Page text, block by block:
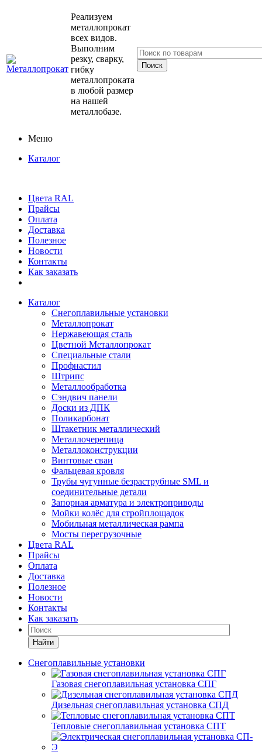
Реализуем
металлопрокат
всех видов.
Выполним
резку, сварку,
гибку
металлопроката
в любой размер
на нашей
металлобазе.
Меню
Каталог
Цвета RAL
Прайсы
Оплата
Доставка
Полезное
Новости
Контакты
Как заказать
Каталог
Снегоплавильные установки
Металлопрокат
Нержавеющая сталь
Цветной Металлопрокат
Специальные стали
Профнастил
Штрипс
Металлообработка
Сэндвич панели
Доски из ДПК
Поликарбонат
Штакетник металлический
Металлочерепица
Металлоконструкции
Винтовые сваи
Фальцевая кровля
Трубы чугунные безраструбные SML и
соединительные детали
Запорная арматура и электроприводы
Мойки колёс для стройплощадок
Мобильная металлическая рампа
Мосты перегрузочные
Цвета RAL
Прайсы
Оплата
Доставка
Полезное
Новости
Контакты
Как заказать
Найти
Снегоплавильные установки
Газовая снегоплавильная установка СПГ
Дизельная снегоплавильная установка СПД
Тепловые снегоплавильная установка СПТ